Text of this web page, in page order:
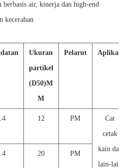
berbasis air, kinerja dan high-end
kecerahan
Ukuran
partikel
(D50)M
M
Pelarut Aplikasi
12 PM
Cat
cetak
kain dan
lain-lain
20 PM